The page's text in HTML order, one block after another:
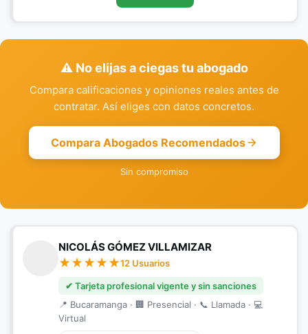
⚠️ No elijas a ciegas tu abogado
Compara calificaciones y opiniones reales antes de
contratar. Así eliges con datos concretos.
Compara Abogados Recomendados
Sin compromiso
NICOLÁS GÓMEZ VILLAMIZAR
12 Usuarios
✔ Tarjeta profesional vigente y sin sanciones
📍 Bucaramanga · 🏢 Presencial · 📞 Llamada · 💻
Virtual